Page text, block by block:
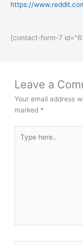
https://
[contact-form-7
Leave a
Your email address
marked *
here..